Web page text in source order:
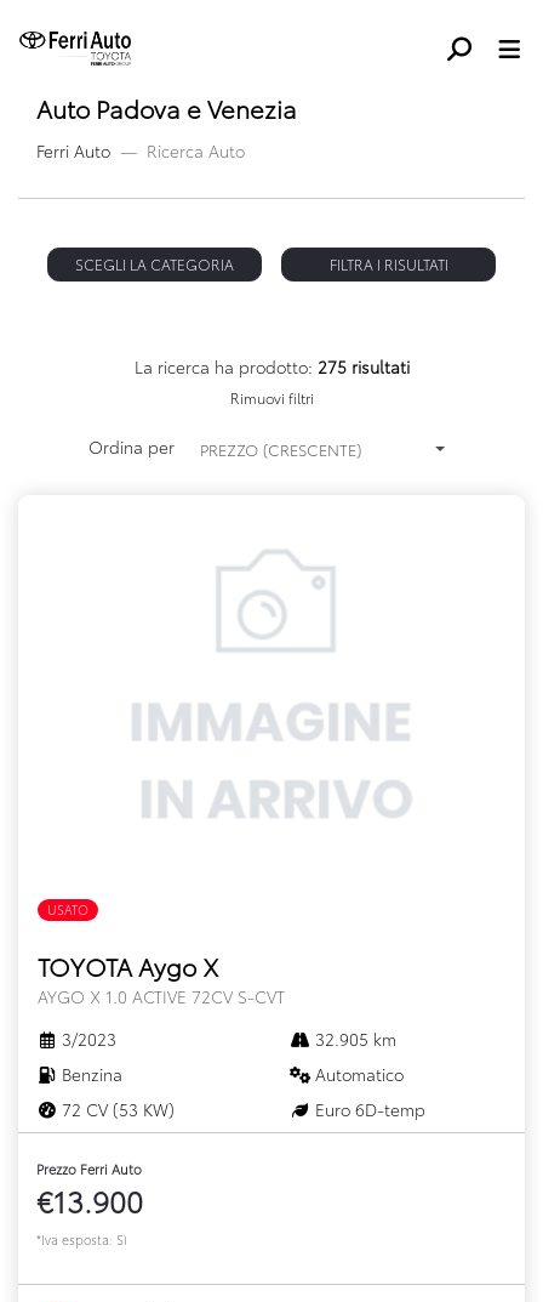
Auto Padova e Venezia
Ferri Auto Ricerca Auto
SCEGLI LA CATEGORIA FILTRA I RISULTATI
La ricerca ha prodotto: 275 risultati
Rimuovi filtri
Ordina per PREZZO (CRESCENTE)
USATO
TOYOTA Aygo X
AYGO X 1.0 ACTIVE 72CV S-CVT
3/2023
32.905 km
Benzina
Automatico
72 CV (53 KW)
Euro 6D-temp
Prezzo Ferri Auto
€13.900
*Iva esposta: Sì